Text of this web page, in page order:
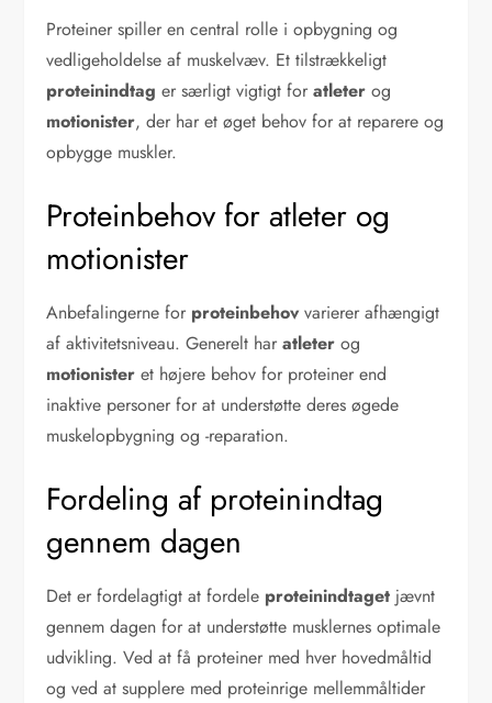
Proteiner spiller en central rolle i opbygning og
vedligeholdelse af muskelvæv. Et tilstrækkeligt
proteinindtag er særligt vigtigt foratleter og
motionister, der har et øget behov for at reparere og
opbygge muskler.
Proteinbehov for atleter og
motionister
Anbefalingerne for proteinbehovvarierer afhængigt
af aktivitetsniveau. Generelt haratleter og
motionister et højere behov for proteiner end
inaktive personer for at understøtte deres øgede
muskelopbygning og -reparation.
Fordeling af proteinindtag
gennem dagen
Det er fordelagtigt at fordele proteinindtaget jævnt
gennem dagen for at understøtte musklernes optimale
udvikling. Ved at få proteiner med hver hovedmåltid
og ved at supplere med proteinrige mellemmåltider